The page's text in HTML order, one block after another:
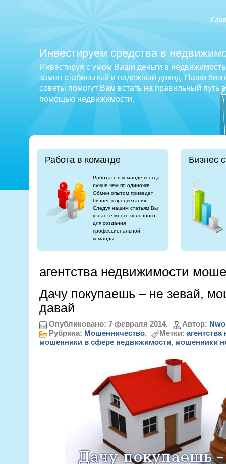
Инвестируем средства в
Инвестируя с умом Ваши деньги в
замен стабильный и надежный доход. Наши
советы помогут Вам встать на правильный путь
помощью недвижимости.
Работа в команде
Работать в команде всегда
лучше чем по одиночке.
Обмен опытом приведет
бизнес к процветанию.
Следуя нашим статьям Вы
узнаете много полезного
для создания
профессиональной
команды
Бизнес
агентства недвижимости
Дачу покупаешь – не зевай,
давай
Опубликовано: 7 февраля 2014. Автор:
Рубрика: Мошенничество. Метки:
мошенники в сфере недвижимости, мошенники